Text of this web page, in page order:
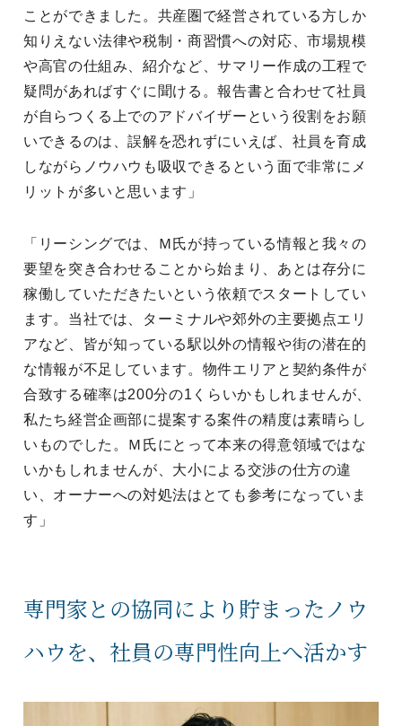
ことができました。共産圏で経営されている方しか
知りえない法律や税制・商習慣への対応、市場規模
や高官の仕組み、紹介など、サマリー作成の工程で
疑問があればすぐに聞ける。報告書と合わせて社員
が自らつくる上でのアドバイザーという役割をお願
いできるのは、誤解を恐れずにいえば、社員を育成
しながらノウハウも吸収できるという面で非常にメ
リットが多いと思います」
「リーシングでは、Ｍ氏が持っている情報と我々の
要望を突き合わせることから始まり、あとは存分に
稼働していただきたいという依頼でスタートしてい
ます。当社では、ターミナルや郊外の主要拠点エリ
アなど、皆が知っている駅以外の情報や街の潜在的
な情報が不足しています。物件エリアと契約条件が
合致する確率は200分の1くらいかもしれませんが、
私たち経営企画部に提案する案件の精度は素晴らし
いものでした。Ｍ氏にとって本来の得意領域ではな
いかもしれませんが、大小による交渉の仕方の違
い、オーナーへの対処法はとても参考になっていま
す」
専門家との協同により貯まったノウ
ハウを、社員の専門性向上へ活かす